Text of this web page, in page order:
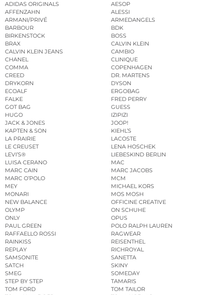
ADIDAS ORIGINALS
AESOP
AFFENZAHN
ALESSI
ARMANI/PRIVÉ
ARMEDANGELS
BARBOUR
BDK
BIRKENSTOCK
BOSS
BRAX
CALVIN KLEIN
CALVIN KLEIN JEANS
CAMBIO
CHANEL
CLINIQUE
COMMA
COPENHAGEN
CREED
DR. MARTENS
DRYKORN
DYSON
ECOALF
ERGOBAG
FALKE
FRED PERRY
GOT BAG
GUESS
HUGO
IZIPIZI
JACK & JONES
JOOP!
KAPTEN & SON
KIEHL’S
LA PRAIRIE
LACOSTE
LE CREUSET
LENA HOSCHEK
LEVI’S®
LIEBESKIND BERLIN
LUISA CERANO
MAC
MARC CAIN
MARC JACOBS
MARC O’POLO
MCM
MEY
MICHAEL KORS
MONARI
MOS MOSH
NEW BALANCE
OFFICINE CREATIVE
OLYMP
ON SCHUHE
ONLY
OPUS
PAUL GREEN
POLO RALPH LAUREN
RAFFAELLO ROSSI
RAGWEAR
RAINKISS
REISENTHEL
REPLAY
RICHROYAL
SAMSONITE
SANETTA
SATCH
SKINY
SMEG
SOMEDAY
STEP BY STEP
TAMARIS
TOM FORD
TOM TAILOR